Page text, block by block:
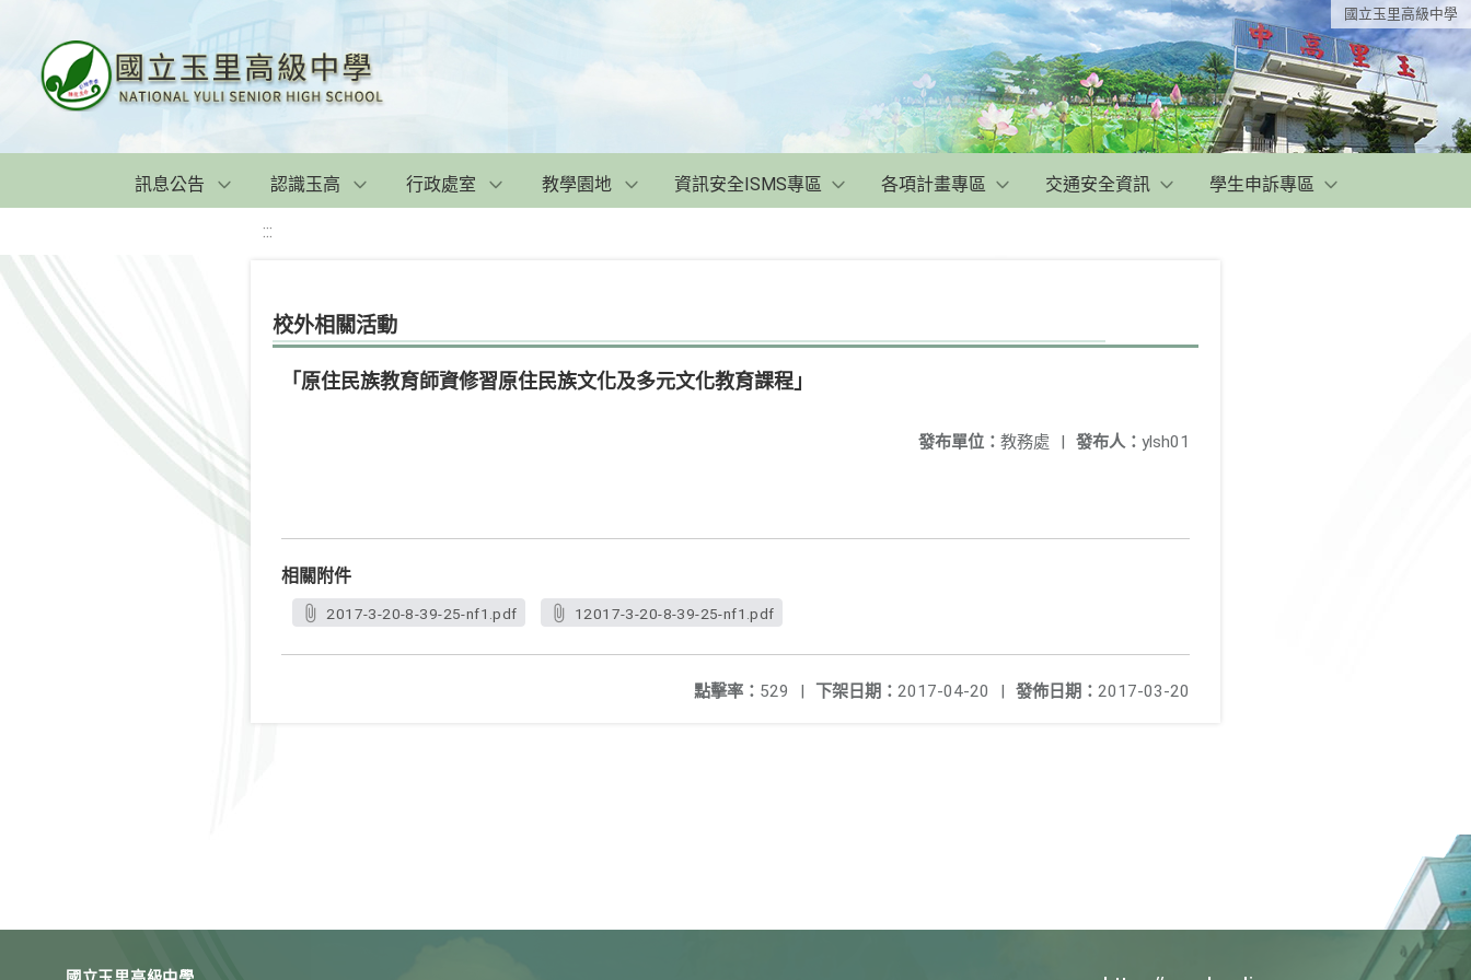
國立玉里高級中學
訊息公告 認識玉高 行政處室 教學園地 資訊安全ISMS專區 各項計畫專區 交通安全資訊 學生申訴專區
:::
校外相關活動
「原住民族教育師資修習原住民族文化及多元文化教育課程」
發布人： ylsh01
發布單位： 教務處 |
相關附件
2017-3-20-8-39-25-nf1.pdf 12017-3-20-8-39-25-nf1.pdf
發佈日期： 2017-03-20
下架日期： 2017-04-20 |
點擊率： 529 |